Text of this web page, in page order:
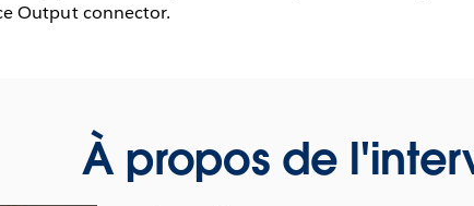
Output connector.
À propos de